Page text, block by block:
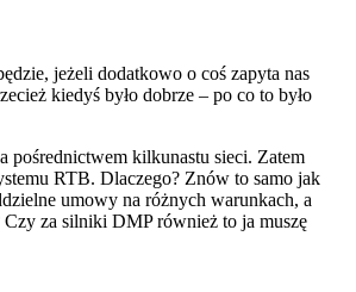
jeżeli dodatkowo o coś zapyta nas
kiedyś było dobrze – po co to było
pośrednictwem kilkunastu sieci. Zatem
RTB. Dlaczego? Znów to samo jak
umowy na różnych warunkach, a
Czy za silniki DMP również to ja muszę